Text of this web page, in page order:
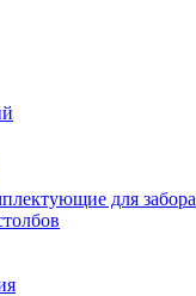
для забора